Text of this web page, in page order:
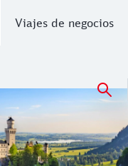
Viajes de negocios
los trenes de
y última ciudad